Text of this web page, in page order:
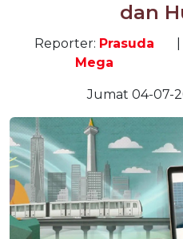
dan
Reporter: Prasuda
Mega
Jumat 04-07-